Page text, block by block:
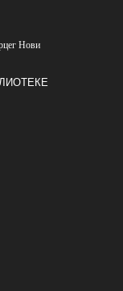
Нови